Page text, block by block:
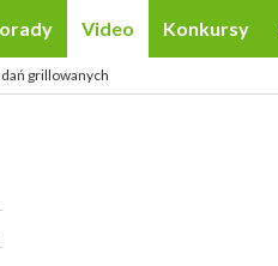
Video Konkursy
grillowanych